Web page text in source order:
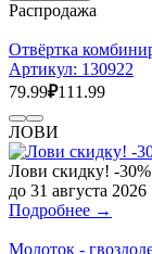
Распродажа
Отвёртка
Артикул: 130922
79.99₽111.99
ЛОВИ
Лови скидку! -30%
до 31 августа 2026
Подробнее →
Молоток -